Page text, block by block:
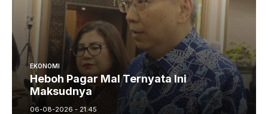
EKONOMI
Heboh Pagar Mal Ternyata Ini
Maksudnya
06-08-2026 - 21.45